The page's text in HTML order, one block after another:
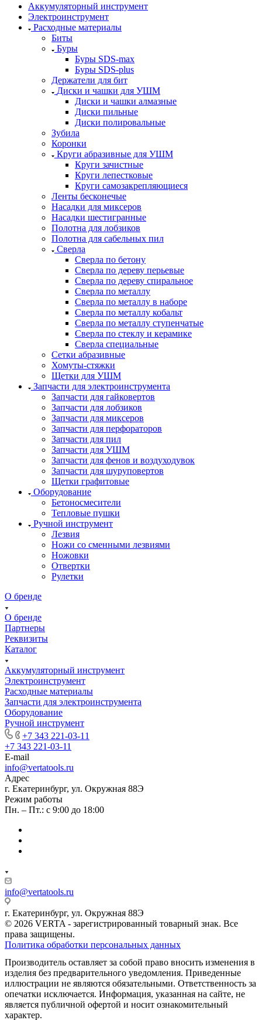
Аккумуляторный инструмент
Электроинструмент
Расходные материалы
Биты
Буры
Буры SDS-max
Буры SDS-plus
Держатели для бит
Диски и чашки для УШМ
Диски и чашки алмазные
Диски пильные
Диски полировальные
Зубила
Коронки
Круги абразивные для УШМ
Круги зачистные
Круги лепестковые
Круги самозакрепляющиеся
Ленты бесконечые
Насадки для миксеров
Насадки шестигранные
Полотна для лобзиков
Полотна для сабельных пил
Сверла
Сверла по бетону
Сверла по дереву перьевые
Сверла по дереву спиральное
Сверла по металлу
Сверла по металлу в наборе
Сверла по металлу кобальт
Сверла по металлу ступенчатые
Сверла по стеклу и керамике
Сверла специальные
Сетки абразивные
Хомуты-стяжки
Щетки для УШМ
Запчасти для электроинструмента
Запчасти для гайковертов
Запчасти для лобзиков
Запчасти для миксеров
Запчасти для перфораторов
Запчасти для пил
Запчасти для УШМ
Запчасти для фенов и воздуходувок
Запчасти для шуруповертов
Щетки графитовые
Оборудование
Бетоносмесители
Тепловые пушки
Ручной инструмент
Лезвия
Ножи со сменными лезвиями
Ножовки
Отвертки
Рулетки
О бренде
О бренде
Партнеры
Реквизиты
Каталог
Аккумуляторный инструмент
Электроинструмент
Расходные материалы
Запчасти для электроинструмента
Оборудование
Ручной инструмент
+7 343 221-03-11
+7 343 221-03-11
E-mail
info@vertatools.ru
Адрес
г. Екатеринбург, ул. Окружная 88Э
Режим работы
Пн. – Пт.: с 9:00 до 18:00
info@vertatools.ru
г. Екатеринбург, ул. Окружная 88Э
© 2026 VERTA - зарегистрированный товарный знак. Все
права защищены.
Политика обработки персональных данных
Производитель оставляет за собой право вносить изменения в
изделия без предварительного уведомления. Приведенные
иллюстрации не являются обязательными. Ответственность за
опечатки исключается. Информация, указанная на сайте, не
является публичной офертой и носит ознакомительный
характер.